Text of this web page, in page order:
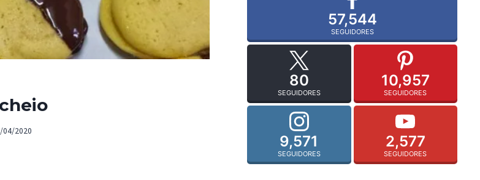
04/2020
57,544
SEGUIDORES
80
SEGUIDORES
10,957
SEGUIDORES
9,571
SEGUIDORES
2,577
SEGUIDORES